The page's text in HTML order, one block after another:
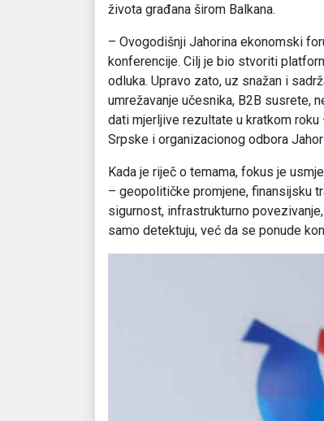
života građana širom Balkana.
– Ovogodišnji Jahorina ekonomski
konferencije. Cilj je bio stvoriti
odluka. Upravo zato, uz snažan i
umrežavanje učesnika, B2B susrete,
dati mjerljive rezultate u kratkom
Srpske i organizacionog odbora
Kada je riječ o temama, fokus je
– geopolitičke promjene, finansijsku
sigurnost, infrastrukturno
samo detektuju, već da se ponude